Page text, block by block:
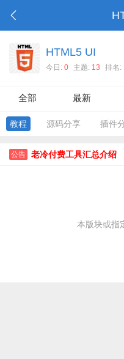
HTML5 UI
今日: 0 主题: 13 排名:
全部 最新
教程 源码分享 插件
公告 老冷付费工具汇总介绍
本版块或指